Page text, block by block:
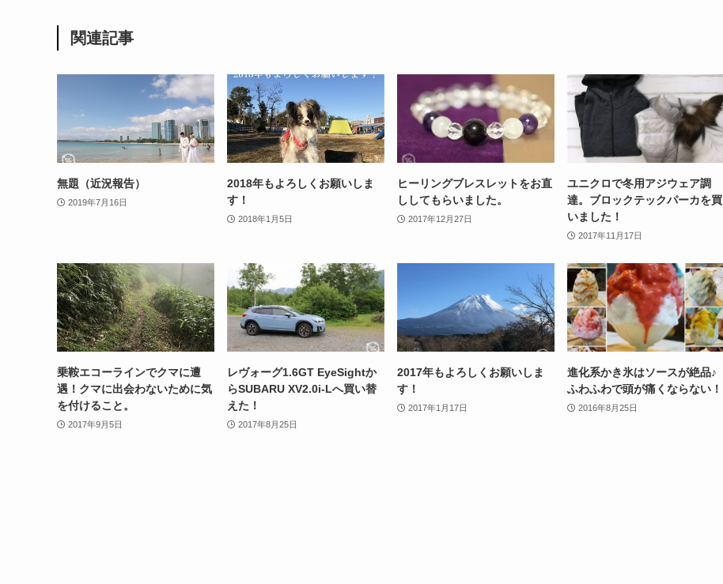
関連記事
無題（近況報告）
2019年7月16日
2018年もよろしくお願いしま
す！
2018年1月5日
ヒーリングブレスレットをお直
ししてもらいました。
2017年12月27日
ユニクロで冬用アジウェア調
達。ブロックテックパーカを買
いました！
2017年11月17日
乗鞍エコーラインでクマに遭
遇！クマに出会わないために気
を付けること。
2017年9月5日
レヴォーグ1.6GT EyeSightか
らSUBARU XV2.0i-Lへ買い替
えた！
2017年8月25日
2017年もよろしくお願いしま
す！
2017年1月17日
進化系かき氷はソースが絶品♪
ふわふわで頭が痛くならない！
2016年8月25日